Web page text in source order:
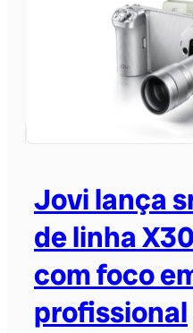
Jovi lança
de linha
com foco
profissional